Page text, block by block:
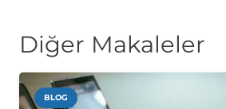
Diğer Makaleler
BLOG